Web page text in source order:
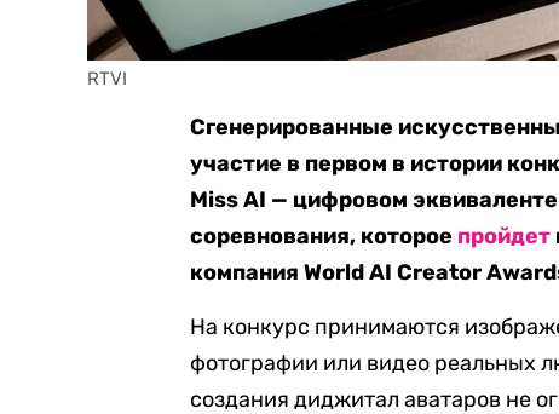
RTVI
Сгенерированные
участие в первом в истории
Miss AI — цифровом
соревнования, которое пройдет
компания World AI Creator
На конкурс принимаются
фотографии или видео реальных
создания диджитал аватаров не